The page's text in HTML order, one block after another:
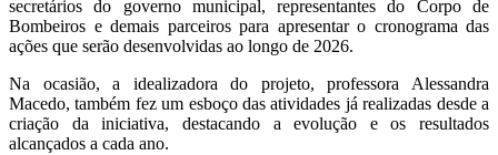
secretários do governo municipal, representantes do Corpo de
Bombeiros e demais parceiros para apresentar o cronograma das
ações que serão desenvolvidas ao longo de 2026.
Na ocasião, a idealizadora do projeto, professora Alessandra
Macedo, também fez um esboço das atividades já realizadas desde a
criação da iniciativa, destacando a evolução e os resultados
alcançados a cada ano.